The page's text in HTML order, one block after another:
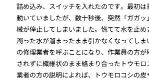
詰め込み、スイッチを入れたのです。最初
動いていましたが、数十秒後、突然「ガガ
械が停止してしまいました。慌てて水を止
濁った水が溜まったまま引かなくなってし
の修理業者を呼ぶことになり、作業員の方
されずに繊維状のまま絡まり合ったトウモロ
業者の方の説明によれば、トウモロコシの